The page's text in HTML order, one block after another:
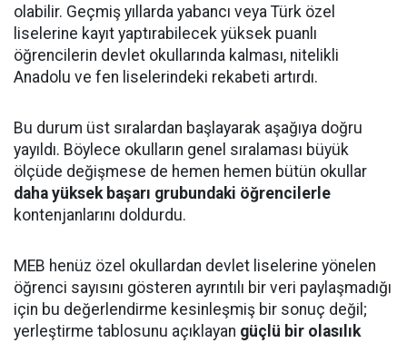
olabilir. Geçmiş yıllarda yabancı veya Türk özel
liselerine kayıt yaptırabilecek yüksek puanlı
öğrencilerin devlet okullarında kalması, nitelikli
Anadolu ve fen liselerindeki rekabeti artırdı.
Bu durum üst sıralardan başlayarak aşağıya doğru
yayıldı. Böylece okulların genel sıralaması büyük
ölçüde değişmese de hemen hemen bütün okullar
daha yüksek başarı grubundaki öğrencilerle
kontenjanlarını doldurdu.
MEB henüz özel okullardan devlet liselerine yönelen
öğrenci sayısını gösteren ayrıntılı bir veri paylaşmadığı
için bu değerlendirme kesinleşmiş bir sonuç değil;
yerleştirme tablosunu açıklayan güçlü bir olasılık